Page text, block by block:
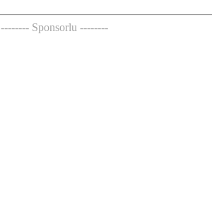
-------- Sponsorlu --------